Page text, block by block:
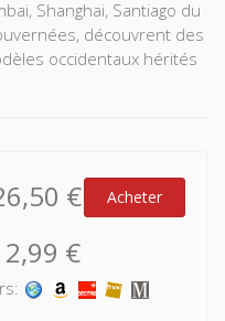
Shanghai, Santiago du
découvrent des
occidentaux hérités
€ Acheter
€